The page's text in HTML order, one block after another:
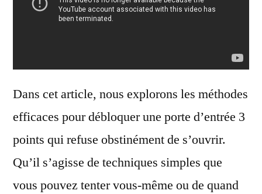
points
Dans cet article, nous explorons les méthodes
efficaces pour débloquer une porte d’entrée 3
points qui refuse obstinément de s’ouvrir.
Qu’il s’agisse de techniques simples que
vous pouvez tenter vous-même ou de quand